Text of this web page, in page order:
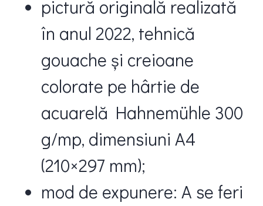
pictură originală realizată
în anul 2022, tehnică
gouache și creioane
colorate pe hârtie de
acuarelă Hahnemühle 300
g/mp, dimensiuni A4
(210×297 mm);
mod de expunere: A se feri